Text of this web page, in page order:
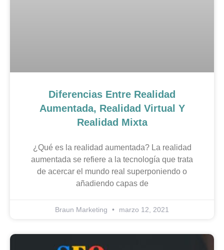
Diferencias Entre Realidad
Aumentada, Realidad Virtual Y
Realidad Mixta
¿Qué es la realidad aumentada? La realidad
aumentada se refiere a la tecnología que trata
de acercar el mundo real superponiendo o
añadiendo capas de
Braun Marketing marzo 12, 2021